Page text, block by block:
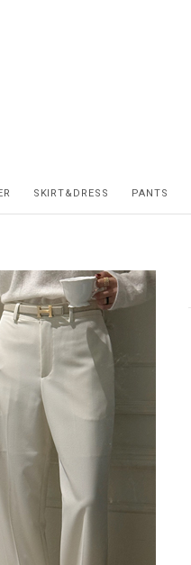
SKIRT&DRESS PANTS